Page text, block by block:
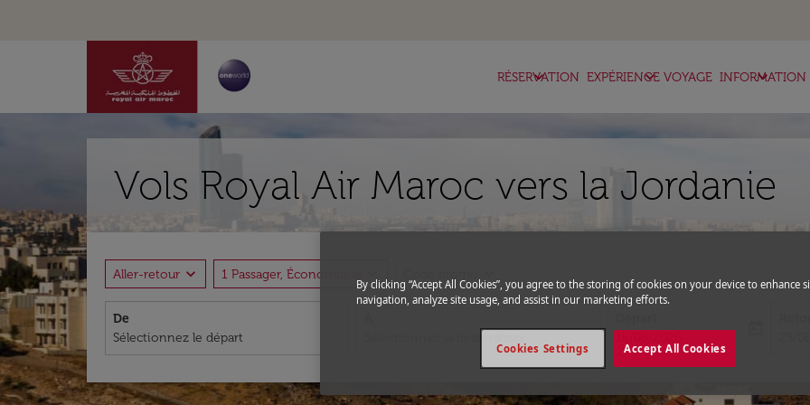
RÉSERVATION
keyboard_arrow_down EXPÉRIENCE VOYAGE
keyboard_arrow_down INFORMATION
keyboard_arrow_down
Vols Royal Air Maroc vers la Jordanie
Aller-retour expand_more 1 Passager, Économique
De
fc-
By clicking “Accept All Cookies”, you agree to the storing of cookies on your device to enhance
navigation, analyze site usage, and assist in our marketing efforts.
Accept All Cookies
Cookies Settings